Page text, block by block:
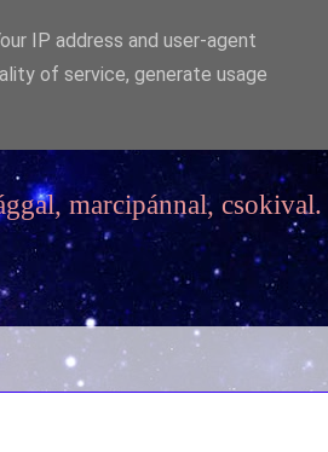
marcipánnal, csokival.
IP address and user-agent
of service, generate usage